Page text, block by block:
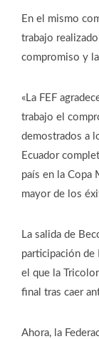
En el mismo
trabajo
compromiso y
«La FEF
trabajo el
demostrados a
Ecuador
país en la Copa
mayor de los
La salida de
participación
el que la
final tras caer
Ahora, la